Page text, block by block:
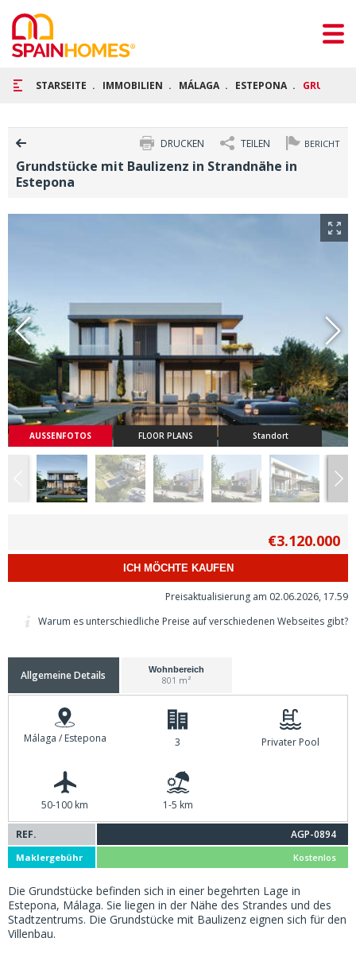
STARSEITE IMMOBILIEN MÁLAGA ESTEPONA
BERICHT
TEILEN
DRUCKEN
Grundstücke mit Baulizenz in Strandnähe in
Estepona
AUSSENFOTOS FLOOR PLANS Standort
€3.120.000
ICH MÖCHTE KAUFEN
Preisaktualisierung am 02.06.2026, 17.59
Warum es unterschiedliche Preise auf verschiedenen Webseites gibt?
Allgemeine Details Wohnbereich
801 m²
Málaga / Estepona 3 Privater Pool
50-100 km 1-5 km
REF. AGP-0894
Maklergebühr Kostenlos
Die Grundstücke befinden sich in einer begehrten Lage in
Estepona, Málaga. Sie liegen in der Nähe des Strandes und des
Stadtzentrums. Die Grundstücke mit Baulizenz eignen sich für den
Villenbau.